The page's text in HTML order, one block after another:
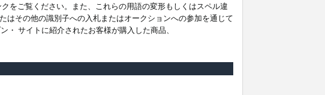
をご覧ください。また、これらの用語の変形もしくはスペル違
その他の識別子への入札またはオークションへの参加を通じて
・ サイトに紹介されたお客様が購入した商品、